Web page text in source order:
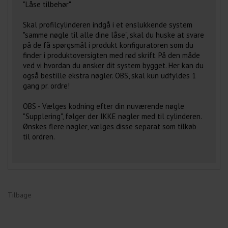
"Låse tilbehør"
Skal profilcylinderen indgå i et enslukkende system
"samme nøgle til alle dine låse", skal du huske at svare
på de få spørgsmål i produkt konfiguratoren som du
finder i produktoversigten med rød skrift. På den måde
ved vi hvordan du ønsker dit system bygget. Her kan du
også bestille ekstra nøgler. OBS, skal kun udfyldes 1
gang pr. ordre!
OBS - Vælges kodning efter din nuværende nøgle
"Supplering", følger der IKKE nøgler med til cylinderen.
Ønskes flere nøgler, vælges disse separat som tilkøb
til ordren.
Tilbage